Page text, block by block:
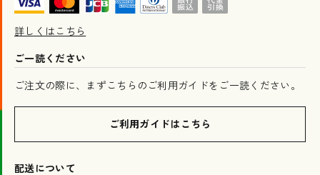
詳しくはこちら
ご一読ください
ご注文の際に、まずこちらのご利用ガイドをご一読ください。
ご利用ガイドはこちら
配送について